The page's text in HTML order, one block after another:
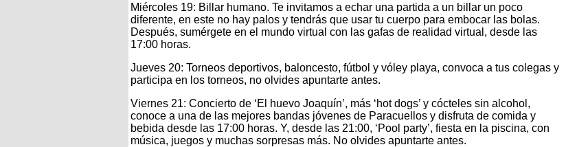
Miércoles 19: Billar humano. Te invitamos a echar una partida a un billar un poco
diferente, en este no hay palos y tendrás que usar tu cuerpo para embocar las bolas.
Después, sumérgete en el mundo virtual con las gafas de realidad virtual, desde las
17:00 horas.
Jueves 20: Torneos deportivos, baloncesto, fútbol y vóley playa, convoca a tus colegas y
participa en los torneos, no olvides apuntarte antes.
Viernes 21: Concierto de ‘El huevo Joaquín’, más ‘hot dogs’ y cócteles sin alcohol,
conoce a una de las mejores bandas jóvenes de Paracuellos y disfruta de comida y
bebida desde las 17:00 horas. Y, desde las 21:00, ‘Pool party’, fiesta en la piscina, con
música, juegos y muchas sorpresas más. No olvides apuntarte antes.